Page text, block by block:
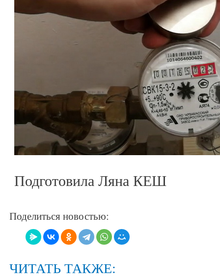
Подготовила Ляна КЕШ
Поделиться новостью:
ЧИТАТЬ ТАКЖЕ: